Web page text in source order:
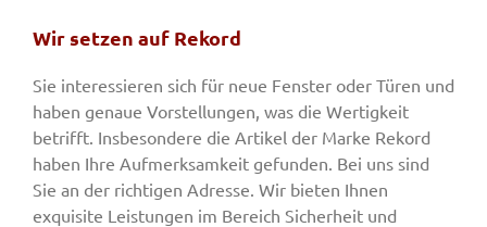
Wir setzen auf Rekord
Sie interessieren sich für neue Fenster oder Türen und
haben genaue Vorstellungen, was die Wertigkeit
betrifft. Insbesondere die Artikel der Marke Rekord
haben Ihre Aufmerksamkeit gefunden. Bei uns sind
Sie an der richtigen Adresse. Wir bieten Ihnen
exquisite Leistungen im Bereich Sicherheit und